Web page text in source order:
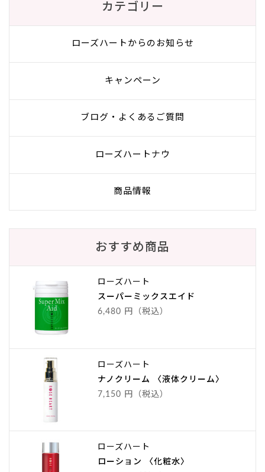
カテゴリー
ローズハートからのお知らせ
キャンペーン
ブログ・よくあるご質問
ローズハートナウ
商品情報
おすすめ商品
ローズハート
スーパーミックスエイド
6,480 円（税込）
ローズハート
ナノクリーム 〈液体クリーム〉
7,150 円（税込）
ローズハート
ローション 〈化粧水〉